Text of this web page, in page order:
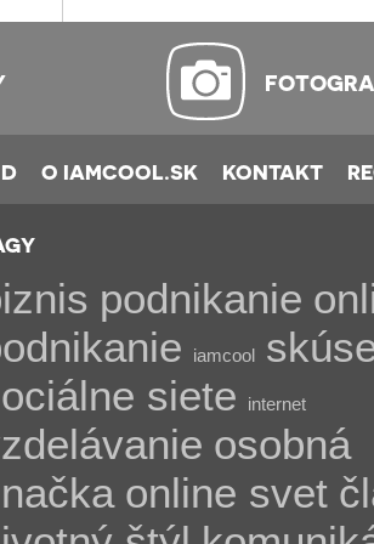
O IAMCOOL.SK KONTAKT
podnikanie
iamcool
siete
internet
osobná
online svet